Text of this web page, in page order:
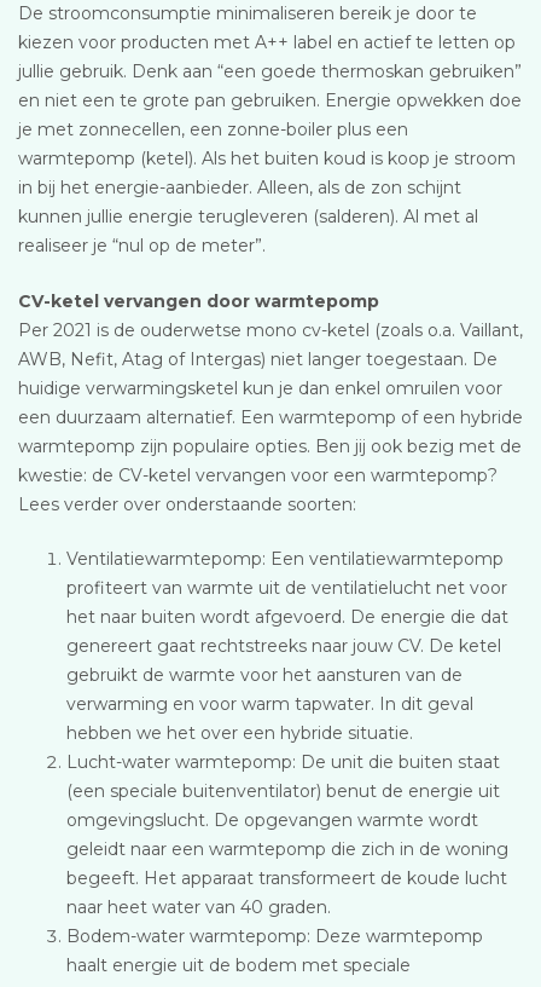
De stroomconsumptie minimaliseren bereik je door te
kiezen voor producten met A++ label en actief te letten op
jullie gebruik. Denk aan “een goede thermoskan gebruiken”
en niet een te grote pan gebruiken. Energie opwekken doe
je met zonnecellen, een zonne-boiler plus een
warmtepomp (ketel). Als het buiten koud is koop je stroom
in bij het energie-aanbieder. Alleen, als de zon schijnt
kunnen jullie energie terugleveren (salderen). Al met al
realiseer je “nul op de meter”.
CV-ketel vervangen door warmtepomp
Per 2021 is de ouderwetse mono cv-ketel (zoals o.a. Vaillant,
AWB, Nefit, Atag of Intergas) niet langer toegestaan. De
huidige verwarmingsketel kun je dan enkel omruilen voor
een duurzaam alternatief. Een warmtepomp of een hybride
warmtepomp zijn populaire opties. Ben jij ook bezig met de
kwestie: de CV-ketel vervangen voor een warmtepomp?
Lees verder over onderstaande soorten:
Ventilatiewarmtepomp: Een ventilatiewarmtepomp
profiteert van warmte uit de ventilatielucht net voor
het naar buiten wordt afgevoerd. De energie die dat
genereert gaat rechtstreeks naar jouw CV. De ketel
gebruikt de warmte voor het aansturen van de
verwarming en voor warm tapwater. In dit geval
hebben we het over een hybride situatie.
Lucht-water warmtepomp: De unit die buiten staat
(een speciale buitenventilator) benut de energie uit
omgevingslucht. De opgevangen warmte wordt
geleidt naar een warmtepomp die zich in de woning
begeeft. Het apparaat transformeert de koude lucht
naar heet water van 40 graden.
Bodem-water warmtepomp: Deze warmtepomp
haalt energie uit de bodem met speciale